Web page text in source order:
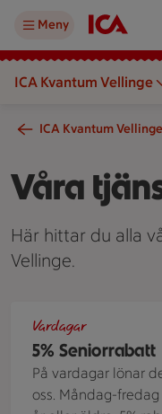
Meny
ICA Kvantum Vellinge
ICA Kvantum Vellinge
Våra
Här hittar du alla
Vellinge.
5% Seniorrabatt
Vardagar
På vardagar lönar
oss. Måndag-